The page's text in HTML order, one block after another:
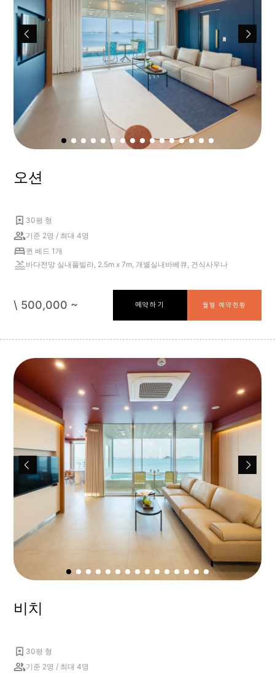
오션
30평 형
기준 2명 / 최대 4명
퀸 베드 1개
바다전망 실내풀빌라, 2.5m x 7m, 개별실내바베큐, 건식사우나
\ 500,000 ~ 예약하기 월별 예약현황
비치
30평 형
기준 2명 / 최대 4명